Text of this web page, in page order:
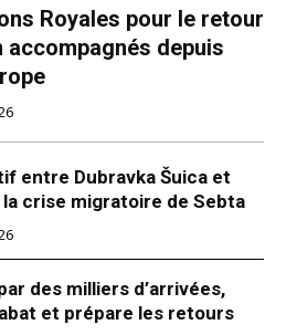
Royales pour le retour
accompagnés depuis
entre Dubravka Šuica et
crise migratoire de Sebta
des milliers d’arrivées,
et prépare les retours